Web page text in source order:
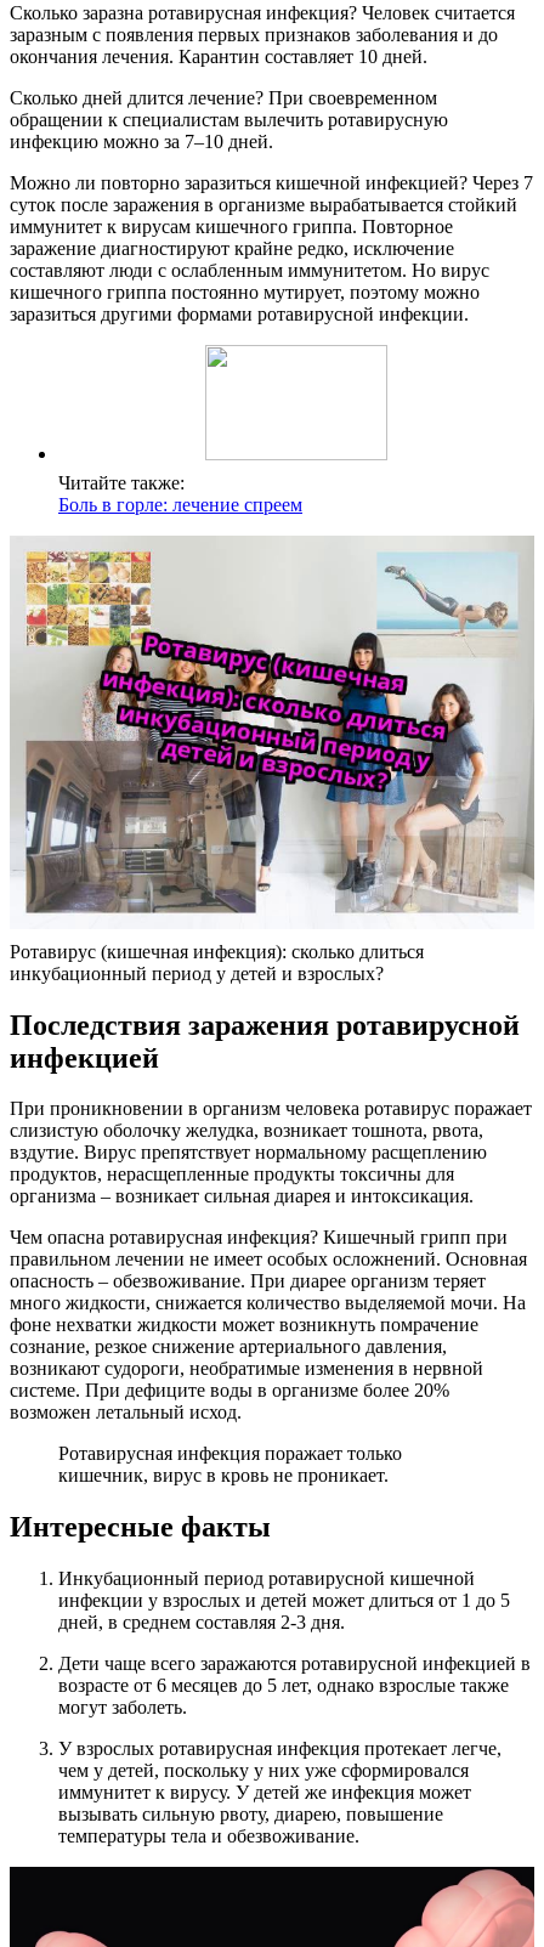
Сколько заразна ротавирусная инфекция? Человек считается
заразным с появления первых признаков заболевания и до
окончания лечения. Карантин составляет 10 дней.
Сколько дней длится лечение? При своевременном
обращении к специалистам вылечить ротавирусную
инфекцию можно за 7–10 дней.
Можно ли повторно заразиться кишечной инфекцией? Через 7
суток после заражения в организме вырабатывается стойкий
иммунитет к вирусам кишечного гриппа. Повторное
заражение диагностируют крайне редко, исключение
составляют люди с ослабленным иммунитетом. Но вирус
кишечного гриппа постоянно мутирует, поэтому можно
заразиться другими формами ротавирусной инфекции.
Читайте также:
Боль в горле: лечение спреем
Ротавирус (кишечная инфекция): сколько длиться
инкубационный период у детей и взрослых?
Последствия заражения ротавирусной
инфекцией
При проникновении в организм человека ротавирус поражает
слизистую оболочку желудка, возникает тошнота, рвота,
вздутие. Вирус препятствует нормальному расщеплению
продуктов, нерасщепленные продукты токсичны для
организма – возникает сильная диарея и интоксикация.
Чем опасна ротавирусная инфекция? Кишечный грипп при
правильном лечении не имеет особых осложнений. Основная
опасность – обезвоживание. При диарее организм теряет
много жидкости, снижается количество выделяемой мочи. На
фоне нехватки жидкости может возникнуть помрачение
сознание, резкое снижение артериального давления,
возникают судороги, необратимые изменения в нервной
системе. При дефиците воды в организме более 20%
возможен летальный исход.
Ротавирусная инфекция поражает только
кишечник, вирус в кровь не проникает.
Интересные факты
Инкубационный период ротавирусной кишечной
инфекции у взрослых и детей может длиться от 1 до 5
дней, в среднем составляя 2-3 дня.
Дети чаще всего заражаются ротавирусной инфекцией в
возрасте от 6 месяцев до 5 лет, однако взрослые также
могут заболеть.
У взрослых ротавирусная инфекция протекает легче,
чем у детей, поскольку у них уже сформировался
иммунитет к вирусу. У детей же инфекция может
вызывать сильную рвоту, диарею, повышение
температуры тела и обезвоживание.